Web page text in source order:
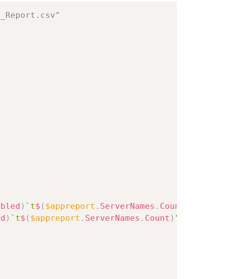
) `t$ ( $appreport . ServerNames . Count
) `t$ ( $appreport . ServerNames . Count ) "